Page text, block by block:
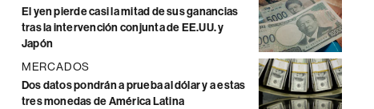
El yen pierde casi la mitad de sus ganancias
tras la intervención conjunta de EE.UU. y
Japón
MERCADOS
Dos datos pondrán a prueba al dólar y a estas
tres monedas de América Latina